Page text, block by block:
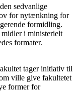
sedvanlige
for nytænkning for
formidling.
i ministerielt
formater.
tager initiativ til
ville give fakultetet
former for